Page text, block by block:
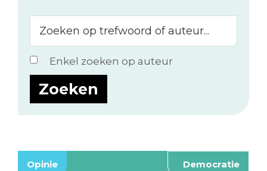
op
trefwoord
of
auteur...
Enkel zoeken op auteur
Opinie Democratie